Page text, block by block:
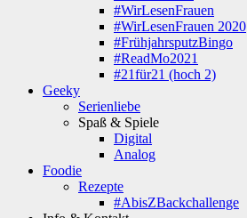
#WirLesenFrauen
#WirLesenFrauen 2020
#FrühjahrsputzBingo
#ReadMo2021
#21für21 (hoch 2)
Geeky
Serienliebe
Spaß & Spiele
Digital
Analog
Foodie
Rezepte
#AbisZBackchallenge